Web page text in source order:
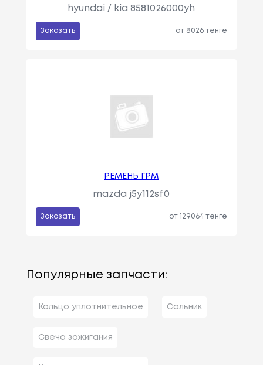
hyundai / kia 8581026000yh
Заказать от 8026 тенге
РЕМЕНЬ ГРМ
mazda j5y112sf0
Заказать от 129064 тенге
Популярные запчасти:
Кольцо уплотнительное Сальник
Свеча зажигания